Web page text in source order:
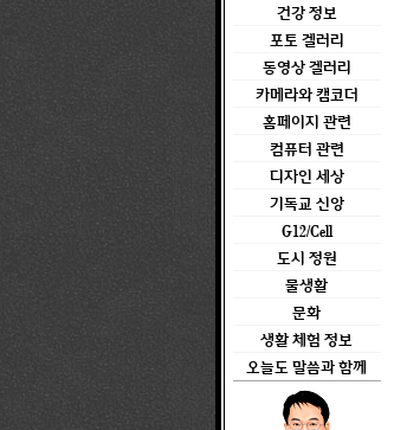
건강 정보
포토 겔러리
동영상 겔러리
카메라와 캠코더
홈페이지 관련
컴퓨터 관련
디자인 세상
기독교 신앙
G12/Cell
도시 정원
물생활
문화
생활 체험 정보
오늘도 말씀과 함께